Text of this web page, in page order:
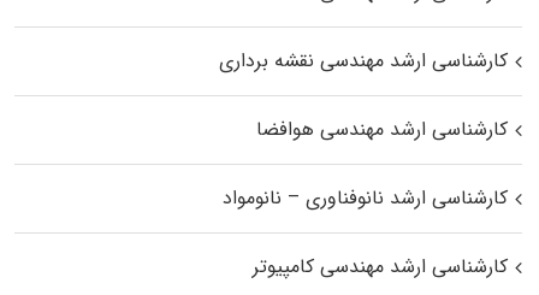
کارشناسی ارشد مهندسی نقشه برداری
کارشناسی ارشد مهندسی هوافضا
کارشناسی ارشد نانوفناوری – نانومواد
کارشناسی ارشد مهندسی کامپیوتر